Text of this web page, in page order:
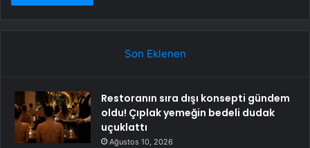
Son Eklenen
Restoranın sıra dışı konsepti gündem
oldu! Çıplak yemeğin bedeli dudak
uçuklattı
Ağustos 10, 2026